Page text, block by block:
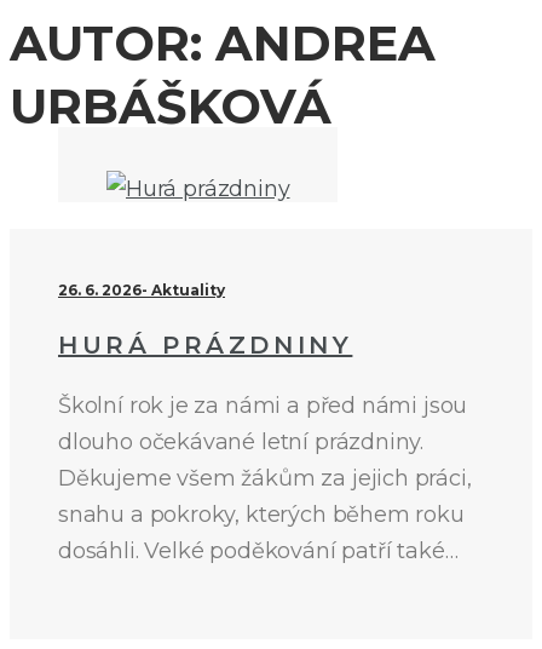
AUTOR:ANDREA
URBÁŠKOVÁ
26. 6. 2026 Aktuality
HURÁ PRÁZDNINY
Školní rok je za námi a před námi jsou
dlouho očekávané letní prázdniny.
Děkujeme všem žákům za jejich práci,
snahu a pokroky, kterých během roku
dosáhli. Velké poděkování patří také…